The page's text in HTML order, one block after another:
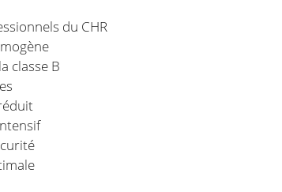
du CHR
classe B